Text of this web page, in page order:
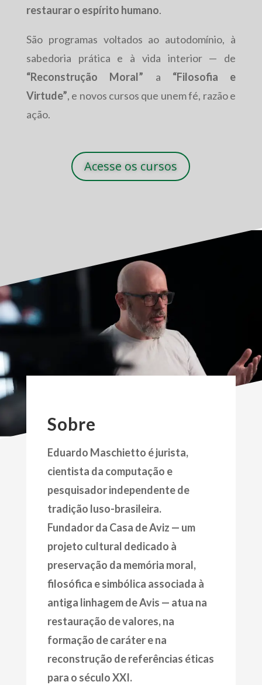
restaurar o espírito humano.
São programas voltados ao autodomínio, à
sabedoria prática e à vida interior — de
“Reconstrução Moral” a “Filosofia e
Virtude”, e novos cursos que unem fé, razão e
ação.
Acesse os cursos
Sobre
Eduardo Maschietto é jurista,
cientista da computação e
pesquisador independente de
tradição luso-brasileira.
Fundador da Casa de Aviz — um
projeto cultural dedicado à
preservação da memória moral,
filosófica e simbólica associada à
antiga linhagem de Avis — atua na
restauração de valores, na
formação de caráter e na
reconstrução de referências éticas
para o século XXI.